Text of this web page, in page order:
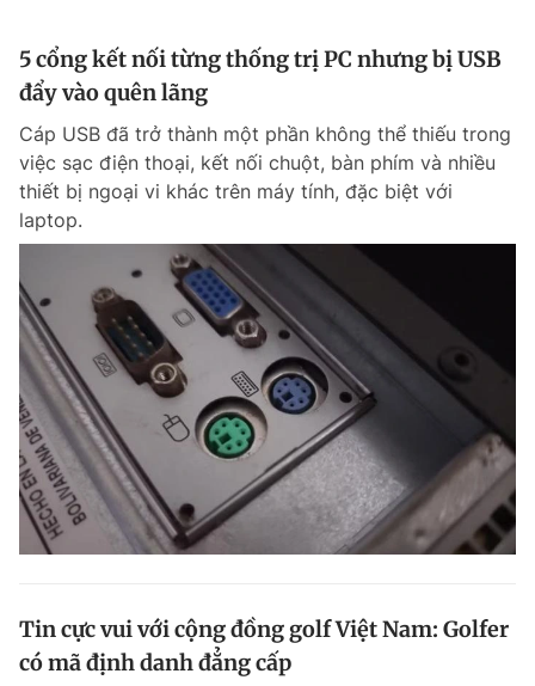
Chuyên mục khác
Chào ngày mới
Tin thị trường Tin 360
Video Magazine
Sản phẩm khác
Tiện ích Bạn cần biết
Thông tin tài khoản
Đổi mật khẩu
Tin đã lưu
Tin đã xem
Đăng xuất
5 cổng kết nối từng thống trị PC nhưng bị USB
đẩy vào quên lãng
Cáp USB đã trở thành một phần không thể thiếu trong
việc sạc điện thoại, kết nối chuột, bàn phím và nhiều
thiết bị ngoại vi khác trên máy tính, đặc biệt với
laptop.
Tin cực vui với cộng đồng golf Việt Nam: Golfer
có mã định danh đẳng cấp